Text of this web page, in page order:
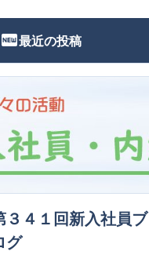
fiber_new最近の投稿
３４１回新入社員ブ
グ